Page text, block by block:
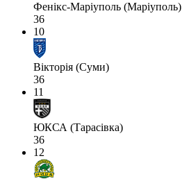
Фенікс-Маріуполь (Маріуполь)
36
10
Вікторія (Суми)
36
11
ЮКСА (Тарасівка)
36
12